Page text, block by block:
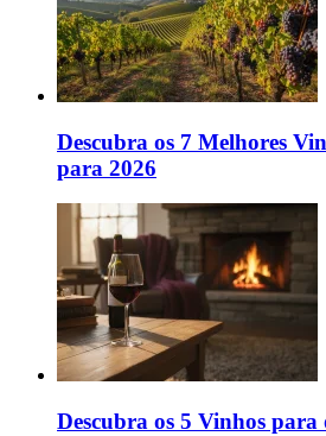
Descubra os 7 Melhores
para 2026
Descubra os 5 Vinhos